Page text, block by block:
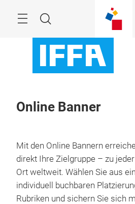
Suche
Online Banner
Mit den Online Bannern
direkt Ihre Zielgruppe – zu
Ort weltweit. Wählen Sie aus
individuell buchbaren
Rubriken und sichern Sie sich